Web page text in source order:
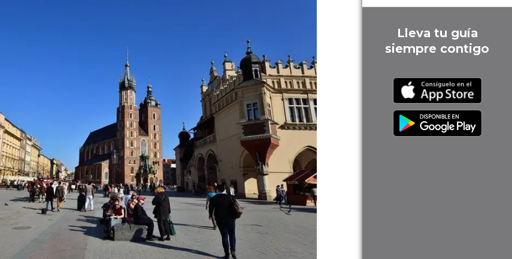
Lleva tu guía
siempre contigo